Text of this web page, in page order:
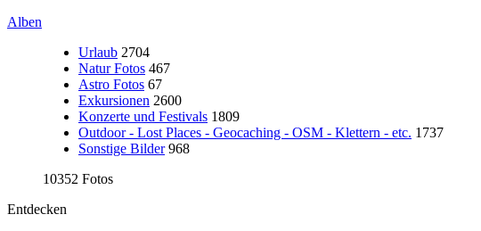
Alben
Urlaub 2704
Natur Fotos 467
Astro Fotos 67
Exkursionen 2600
Konzerte und Festivals 1809
Outdoor - Lost Places - Geocaching - OSM - Klettern - etc. 1737
Sonstige Bilder 968
10352 Fotos
Entdecken